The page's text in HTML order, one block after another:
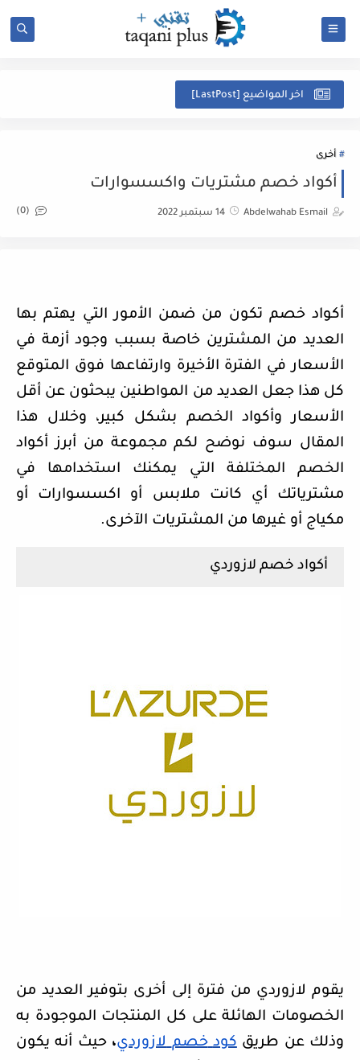
اخر المواضيع [LastPost]
أخرى
أكواد خصم مشتريات واكسسوارات
Abdelwahab Esmail 14 سبتمبر 2022 (0)
أكواد خصم تكون من ضمن الأمور التي يهتم بها
العديد من المشترين خاصة بسبب وجود أزمة في
الأسعار في الفترة الأخيرة وارتفاعها فوق المتوقع
كل هذا جعل العديد من المواطنين يبحثون عن أقل
الأسعار وأكواد الخصم بشكل كبير، وخلال هذا
المقال سوف نوضح لكم مجموعة من أبرز أكواد
الخصم المختلفة التي يمكنك استخدامها في
مشترياتك أي كانت ملابس أو اكسسوارات أو
مكياج أو غيرها من المشتريات الآخرى.
أكواد خصم لازوردي
يقوم لازوردي من فترة إلى أخرى بتوفير العديد من
الخصومات الهائلة على كل المنتجات الموجودة به
وذلك عن طريقكود خصم لازوردي،حيث أنه يكون